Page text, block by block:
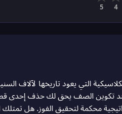
4
5
التي يعود تاريخها لآلاف
على اللوحة بهدف تكوين صفوف من 3 قطع متتالية، وعند
محكمة لتحقيق الفوز. هل